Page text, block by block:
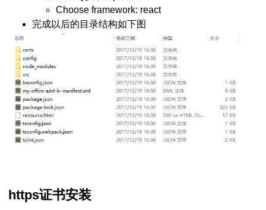
Choose framework: react
完成以后的目录结构如下图
https证书安装